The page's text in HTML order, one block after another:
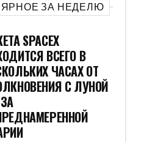
ЗА НЕДЕЛЮ
SPACEX
ВСЕГО В
ЧАСАХ ОТ
С ЛУНОЙ